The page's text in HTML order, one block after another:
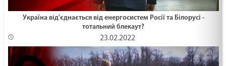
Україна від'єднається від енергосистем Росії та Білорусі -
тотальний блекаут?
23.02.2022